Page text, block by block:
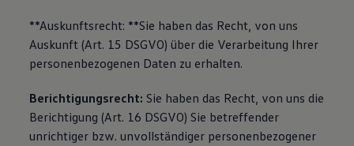
**Auskunftsrecht: **Sie haben das Recht, von uns
Auskunft (Art. 15 DSGVO) über die Verarbeitung Ihrer
personenbezogenen Daten zu erhalten.
Berichtigungsrecht: Sie haben das Recht, von uns die
Berichtigung (Art. 16 DSGVO) Sie betreffender
unrichtiger bzw. unvollständiger personenbezogener